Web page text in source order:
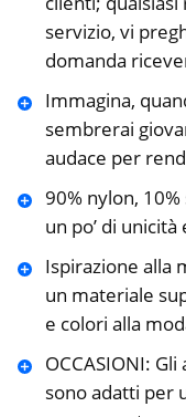
servizio, vi
domanda
Immagina,
sembrerai
audace per
90% nylon,
un po’ di
Ispirazione alla
un materiale
e colori alla
OCCASIONI:
sono adatti per